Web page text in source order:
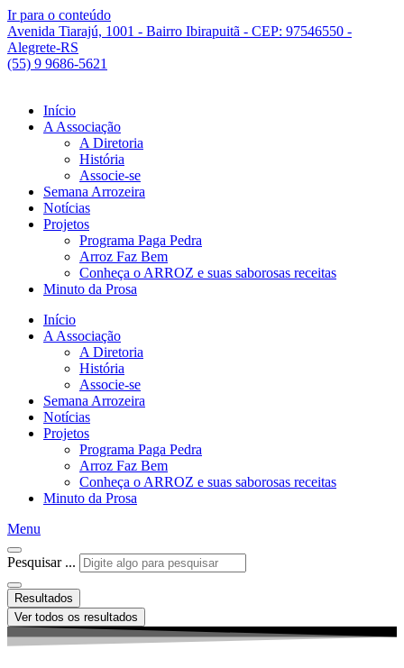
Ir para o conteúdo
Avenida Tiarajú, 1001 - Bairro Ibirapuitã - CEP: 97546550 -
Alegrete-RS
(55) 9 9686-5621
Início
A Associação
A Diretoria
História
Associe-se
Semana Arrozeira
Notícias
Projetos
Programa Paga Pedra
Arroz Faz Bem
Conheça o ARROZ e suas saborosas receitas
Minuto da Prosa
Início
A Associação
A Diretoria
História
Associe-se
Semana Arrozeira
Notícias
Projetos
Programa Paga Pedra
Arroz Faz Bem
Conheça o ARROZ e suas saborosas receitas
Minuto da Prosa
Menu
Pesquisar ...
Resultados
Ver todos os resultados